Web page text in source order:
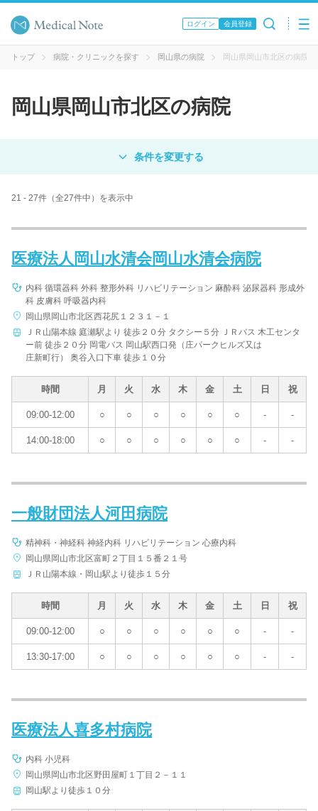
ログイン 会員登録
トップ 病院・クリニックを探す 岡山県の病院 岡山県岡山市北区の病院
岡山県岡山市北区の病院
病院 クリニック
病名 / 診療科目
病院名
条件を変更する
21 - 27件（全27件中）を表示中
医療法人岡山水清会岡山水清会病院
内科 循環器科 外科 整形外科 リハビリテーション 麻酔科 泌尿器科 形成外
科 皮膚科 呼吸器内科
岡山県岡山市北区西花尻１２３１－１
ＪＲ山陽本線 庭瀬駅より 徒歩２０分 タクシー５分 ＪＲバス 木工センタ
ー前 徒歩２０分 岡電バス 岡山駅西口発（庄パークヒルズ又は
庄新町行） 奥谷入口下車 徒歩１０分
時間 月 火 水 木 金 土 日 祝
09:00-12:00 ○ ○ ○ ○ ○ ○ - -
14:00-18:00 ○ ○ ○ ○ ○ ○ - -
一般財団法人河田病院
精神科・神経科 神経内科 リハビリテーション 心療内科
岡山県岡山市北区富町２丁目１５番２１号
ＪＲ山陽本線・岡山駅より徒歩１５分
時間 月 火 水 木 金 土 日 祝
09:00-12:00 ○ ○ ○ ○ ○ ○ - -
13:30-17:00 ○ ○ ○ ○ ○ ○ - -
医療法人喜多村病院
内科 小児科
岡山県岡山市北区野田屋町１丁目２－１１
岡山駅より徒歩１０分